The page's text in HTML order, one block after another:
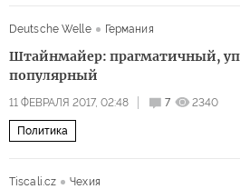
Deutsche Welle Германия
Штайнмайер: прагматичный,
популярный
11 ФЕВРАЛЯ 2017, 02:48 7 2340
Политика
Tiscali.cz Чехия